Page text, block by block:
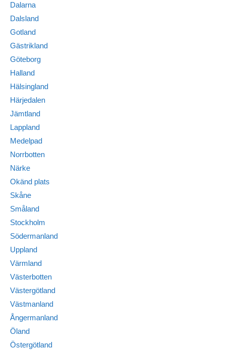
Dalarna
Dalsland
Gotland
Gästrikland
Göteborg
Halland
Hälsingland
Härjedalen
Jämtland
Lappland
Medelpad
Norrbotten
Närke
Okänd plats
Skåne
Småland
Stockholm
Södermanland
Uppland
Värmland
Västerbotten
Västergötland
Västmanland
Ångermanland
Öland
Östergötland